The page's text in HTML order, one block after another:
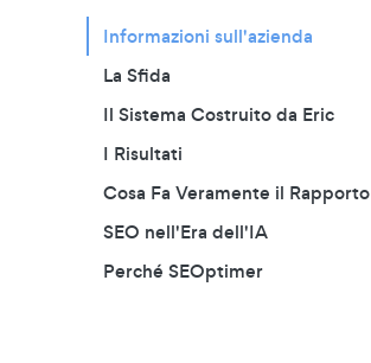
Informazioni sull'azienda
La Sfida
Il Sistema Costruito da Eric
I Risultati
Cosa Fa Veramente il Rapporto
SEO nell'Era dell'IA
Perché SEOptimer